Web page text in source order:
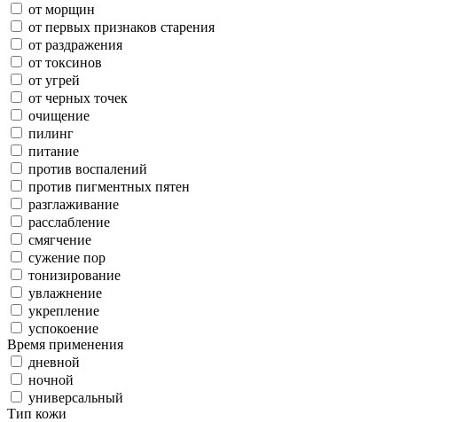
от морщин
от первых признаков старения
от раздражения
от токсинов
от угрей
от черных точек
очищение
пилинг
питание
против воспалений
против пигментных пятен
разглаживание
расслабление
смягчение
сужение пор
тонизирование
увлажнение
укрепление
успокоение
Время применения
дневной
ночной
универсальный
Тип кожи